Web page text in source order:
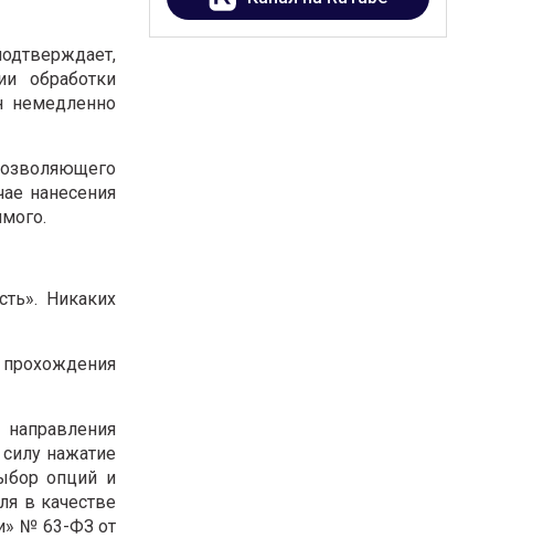
обработки
немедленно
нанесения
Никаких
нажатие
опций и
в качестве
№ 63-ФЗ от